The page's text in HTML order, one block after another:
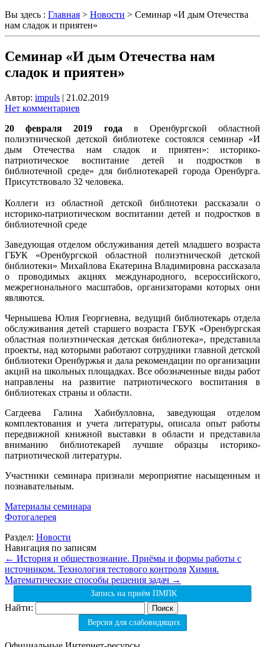
Вы здесь : Главная > Новости > Семинар «И дым Отечества
нам сладок и приятен»
Семинар «И дым Отечества нам
сладок и приятен»
Автор: impuls | 21.02.2019
Нет комментариев
20 февраля 2019 года в Оренбургской областной
полиэтнической детской библиотеке состоялся семинар «И
дым Отечества нам сладок и приятен»: историко-
патриотическое воспитание детей и подростков в
библиотечной среде» для библиотекарей города Оренбурга.
Присутствовало 32 человека.
Коллеги из областной детской библиотеки рассказали о
историко-патриотическом воспитании детей и подростков в
библиотечной среде
Заведующая отделом обслуживания детей младшего возраста
ГБУК «Оренбургской областной полиэтнической детской
библиотеки» Михайлова Екатерина Владимировна рассказала
о проводимых акциях международного, всероссийского,
межрегионального масштабов, организаторами которых они
являются.
Чернышева Юлия Георгиевна, ведущий библиотекарь отдела
обслуживания детей старшего возраста ГБУК «Оренбургская
областная полиэтническая детская библиотека», представила
проекты, над которыми работают сотрудники главной детской
библиотеки Оренбуржья и дала рекомендации по организации
акций на школьных площадках. Все обозначенные виды работ
направлены на развитие патриотического воспитания в
библиотеках страны и области.
Сагдеева Галина Хабибулловна, заведующая отделом
комплектования и учета литературы, описала опыт работы
передвижной книжной выставки в области и представила
вниманию библиотекарей лучшие образцы историко-
патриотической литературы.
Участники семинара признали мероприятие насыщенным и
познавательным.
Материалы семинара
Фотогалерея
Раздел: Новости
Навигация по записям
← История и обществознание. Приёмы и формы работы с
источником. Технология тестового контроля Химия.
Математические способы решения задач →
Запись на приём ПМПК
Найти:
Версия для слабовидящих